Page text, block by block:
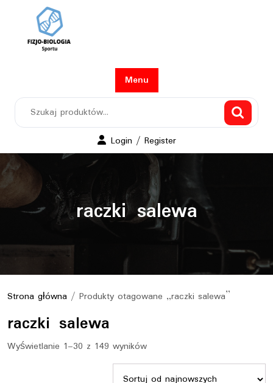
content
Menu
Login / RegisterLogin
/
raczki salewa
Strona główna / Produkty otagowane „raczki salewa”
raczki salewa
Wyświetlanie 1–30 z 149 wynikówSorted
by
latest